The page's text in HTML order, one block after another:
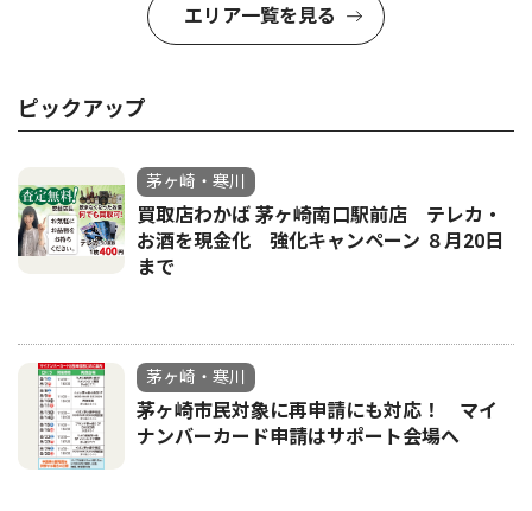
エリア一覧を見る
ピックアップ
茅ヶ崎・寒川
買取店わかば 茅ヶ崎南口駅前店 テレカ・
お酒を現金化 強化キャンペーン ８月20日
まで
茅ヶ崎・寒川
茅ヶ崎市民対象に再申請にも対応！ マイ
ナンバーカード申請はサポート会場へ